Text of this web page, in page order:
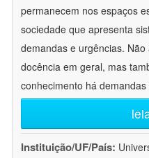
permanecem nos espaços
sociedade que apresenta
demandas e urgências.
docência em geral, mas
conhecimento há demandas
Instituição/UF/País: